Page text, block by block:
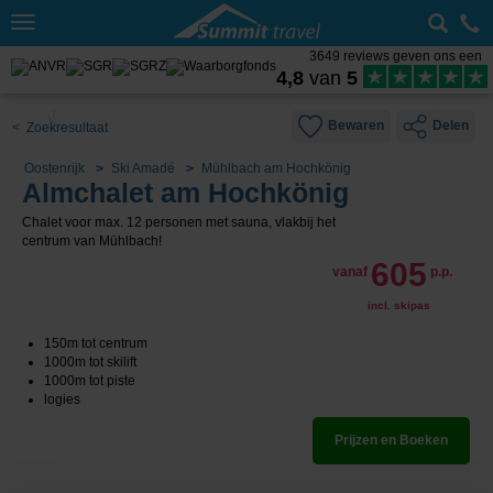
Toggle
3649 reviews geven ons een
4,8 van 5
< Zoekresultaat Bewaren Delen
Oostenrijk Ski Amadé Mühlbach am Hochkönig
Almchalet am Hochkönig
Chalet voor max. 12 personen met sauna, vlakbij het
centrum van Mühlbach!
vanaf 605 p.p.
incl. skipas
150m tot centrum
1000m tot skilift
1000m tot piste
logies
Prijzen en Boeken